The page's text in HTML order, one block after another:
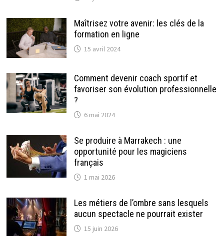
Maîtrisez votre avenir: les clés de la
formation en ligne
15 avril 2024
Comment devenir coach sportif et
favoriser son évolution professionnelle
?
6 mai 2024
Se produire à Marrakech : une
opportunité pour les magiciens
français
1 mai 2026
Les métiers de l’ombre sans lesquels
aucun spectacle ne pourrait exister
15 juin 2026